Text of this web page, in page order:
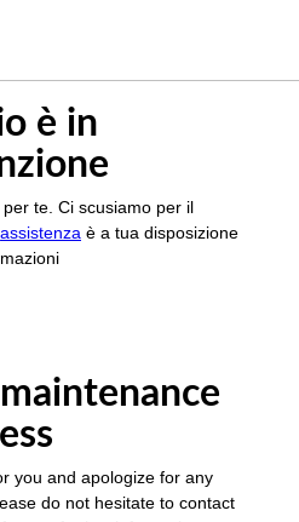
è in
te. Ci scusiamo per il
assistenza è a tua disposizione
you and apologize for any
do not hesitate to contact